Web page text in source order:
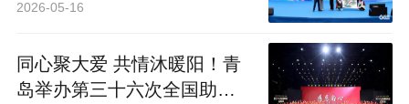
全国助残日现场公益活动
2026-05-16
同心聚大爱 共情沐暖阳！青
岛举办第三十六次全国助残